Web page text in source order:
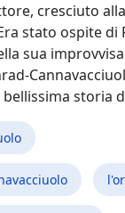
cresciuto
stato ospite di
sua
storia